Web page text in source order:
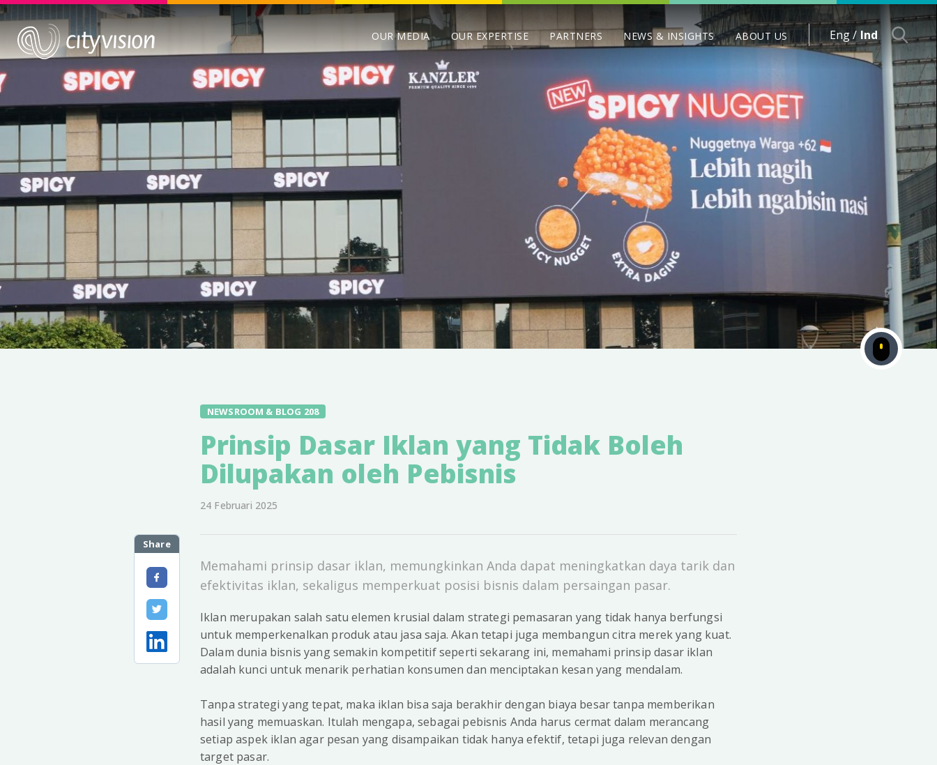
OUR MEDIA OUR EXPERTISE PARTNERS NEWS & INSIGHTS ABOUT US Eng / Ind
NEWSROOM & BLOG 208
Prinsip Dasar Iklan yang Tidak Boleh
Dilupakan oleh Pebisnis
24 Februari 2025
Share
Memahami prinsip dasar iklan, memungkinkan Anda dapat meningkatkan daya tarik dan
efektivitas iklan, sekaligus memperkuat posisi bisnis dalam persaingan pasar.
Iklan merupakan salah satu elemen krusial dalam strategi pemasaran yang tidak hanya berfungsi
untuk memperkenalkan produk atau jasa saja. Akan tetapi juga membangun citra merek yang kuat.
Dalam dunia bisnis yang semakin kompetitif seperti sekarang ini, memahami prinsip dasar iklan
adalah kunci untuk menarik perhatian konsumen dan menciptakan kesan yang mendalam.
Tanpa strategi yang tepat, maka iklan bisa saja berakhir dengan biaya besar tanpa memberikan
hasil yang memuaskan. Itulah mengapa, sebagai pebisnis Anda harus cermat dalam merancang
setiap aspek iklan agar pesan yang disampaikan tidak hanya efektif, tetapi juga relevan dengan
target pasar.